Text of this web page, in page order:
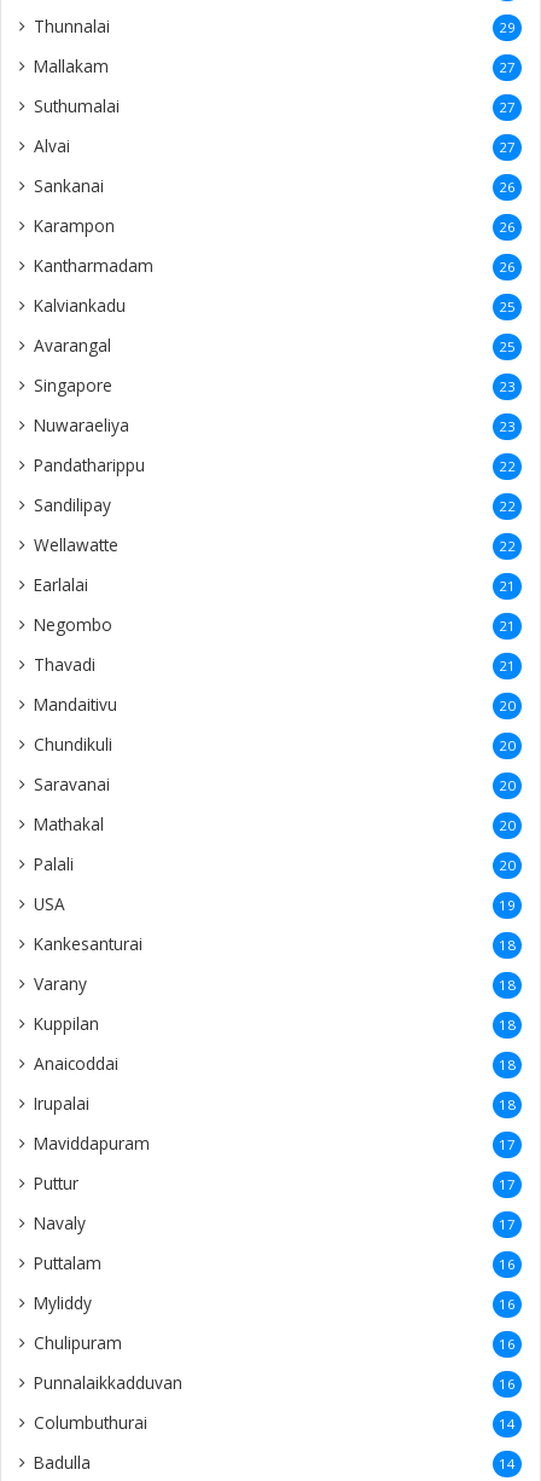
Thunnalai 29
Mallakam 27
Suthumalai 27
Alvai 27
Sankanai 26
Karampon 26
Kantharmadam 26
Kalviankadu 25
Avarangal 25
Singapore 23
Nuwaraeliya 23
Pandatharippu 22
Sandilipay 22
Wellawatte 22
Earlalai 21
Negombo 21
Thavadi 21
Mandaitivu 20
Chundikuli 20
Saravanai 20
Mathakal 20
Palali 20
USA 19
Kankesanturai 18
Varany 18
Kuppilan 18
Anaicoddai 18
Irupalai 18
Maviddapuram 17
Puttur 17
Navaly 17
Puttalam 16
Myliddy 16
Chulipuram 16
Punnalaikkadduvan 16
Columbuthurai 14
Badulla 14